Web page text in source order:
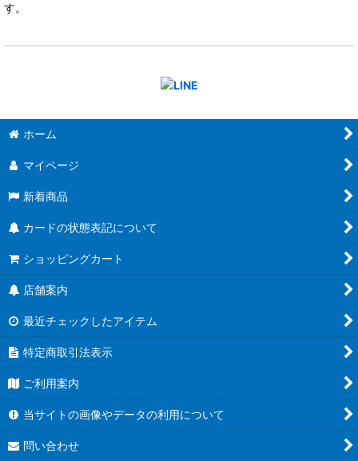
す。
ホーム
マイページ
新着商品
カードの状態表記について
ショッピングカート
店舗案内
最近チェックしたアイテム
特定商取引法表示
ご利用案内
当サイトの画像やデータの利用について
問い合わせ